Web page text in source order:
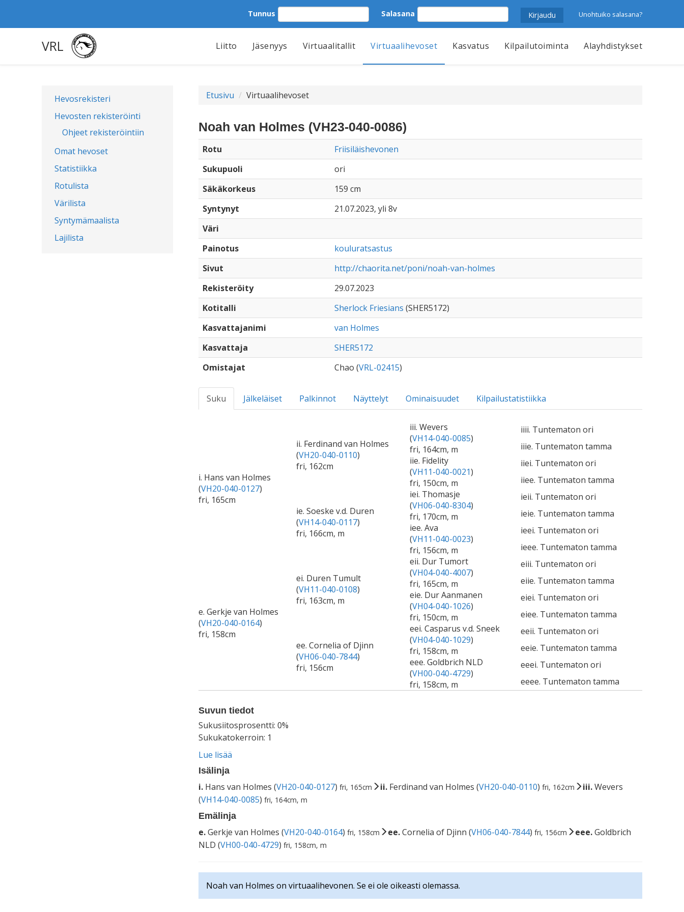
Tunnus Salasana Unohtuiko salasana?
VRL Liitto Jäsenyys Virtuaalitallit Virtuaalihevoset Kasvatus Kilpailutoiminta Alayhdistykset
Hevosrekisteri
Hevosten rekisteröinti
Ohjeet rekisteröintiin
Omat hevoset
Statistiikka
Rotulista
Värilista
Syntymämaalista
Lajilista
Etusivu Virtuaalihevoset
Noah van Holmes (VH23-040-0086)
Rotu
Friisiläishevonen
Sukupuoli
ori
Säkäkorkeus
159 cm
Syntynyt
21.07.2023, yli 8v
Väri
Painotus
kouluratsastus
Sivut
http://chaorita.net/poni/noah-van-holmes
Rekisteröity
29.07.2023
Kotitalli
Sherlock Friesians (SHER5172)
Kasvattajanimi
van Holmes
Kasvattaja
SHER5172
Omistajat
Chao (VRL-02415)
Suku Jälkeläiset Palkinnot Näyttelyt Ominaisuudet Kilpailustatistiikka
i. Hans van Holmes
(VH20-040-0127)
fri, 165cm
ii. Ferdinand van Holmes
(VH20-040-0110)
fri, 162cm
iii. Wevers
(VH14-040-0085)
fri, 164cm, m
iiii. Tuntematon ori
iiie. Tuntematon tamma
iie. Fidelity
(VH11-040-0021)
fri, 150cm, m
iiei. Tuntematon ori
iiee. Tuntematon tamma
ie. Soeske v.d. Duren
(VH14-040-0117)
fri, 166cm, m
iei. Thomasje
(VH06-040-8304)
fri, 170cm, m
ieii. Tuntematon ori
ieie. Tuntematon tamma
iee. Ava
(VH11-040-0023)
fri, 156cm, m
ieei. Tuntematon ori
ieee. Tuntematon tamma
e. Gerkje van Holmes
(VH20-040-0164)
fri, 158cm
ei. Duren Tumult
(VH11-040-0108)
fri, 163cm, m
eii. Dur Tumort
(VH04-040-4007)
fri, 165cm, m
eiii. Tuntematon ori
eiie. Tuntematon tamma
eie. Dur Aanmanen
(VH04-040-1026)
fri, 150cm, m
eiei. Tuntematon ori
eiee. Tuntematon tamma
ee. Cornelia of Djinn
(VH06-040-7844)
fri, 156cm
eei. Casparus v.d. Sneek
(VH04-040-1029)
fri, 158cm, m
eeii. Tuntematon ori
eeie. Tuntematon tamma
eee. Goldbrich NLD
(VH00-040-4729)
fri, 158cm, m
eeei. Tuntematon ori
eeee. Tuntematon tamma
Suvun tiedot
Sukusiitosprosentti: 0%
Sukukatokerroin: 1
Lue lisää
Isälinja
i. Hans van Holmes (VH20-040-0127) fri, 165cm ii. Ferdinand van Holmes (VH20-040-0110) fri, 162cm iii.Wevers
(VH14-040-0085) fri, 164cm, m
Emälinja
e.Gerkje van Holmes (VH20-040-0164) fri, 158cm ee.Cornelia of Djinn (VH06-040-7844) fri, 156cm eee.Goldbrich
NLD (VH00-040-4729) fri, 158cm, m
Noah van Holmes on virtuaalihevonen. Se ei ole oikeasti olemassa.